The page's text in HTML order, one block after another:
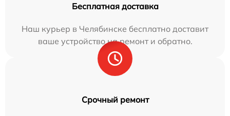
Бесплатная доставка
Наш курьер в Челябинске бесплатно доставит
ваше устройство на ремонт и обратно.
Срочный ремонт